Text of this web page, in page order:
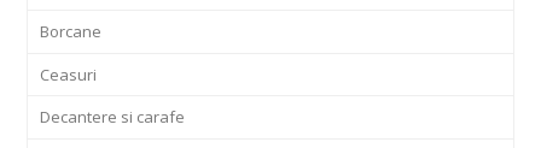
Borcane
Ceasuri
Decantere si carafe